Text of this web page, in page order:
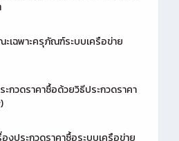
เฉพาะครุภัณฑ์ระบบเครือข่าย
กวดราคาซื้อด้วยวิธีประกวดราคา
งประกวดราคาซื้อระบบเครือข่าย